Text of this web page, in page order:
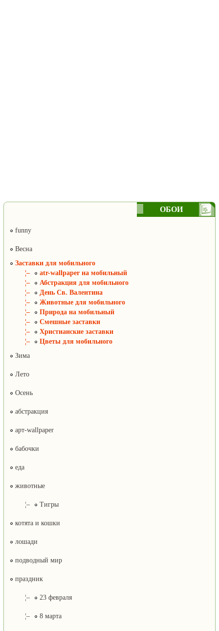
ОБОИ
funny
Весна
Заставки для мобильного
¦–
atr-wallpaper на мобильный
¦–
Абстракция для мобильного
¦–
День Св. Валентина
¦–
Животные для мобильного
¦–
Природа на мобильный
¦–
Смешные заставки
¦–
Христианские заставки
¦–
Цветы для мобильного
Зима
Лето
Осень
абстракция
арт-wallpaper
бабочки
еда
животные
¦– Тигры
котята и кошки
лошади
подводный мир
праздник
¦– 23 февраля
¦– 8 марта